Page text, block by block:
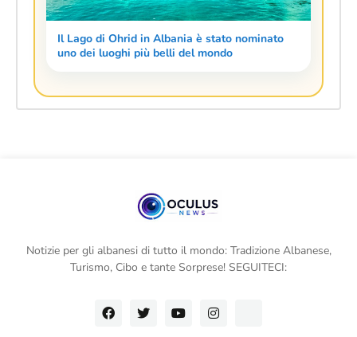
Il Lago di Ohrid in Albania è stato nominato
uno dei luoghi più belli del mondo
Notizie per gli albanesi di tutto il mondo: Tradizione Albanese,
Turismo, Cibo e tante Sorprese! SEGUITECI: